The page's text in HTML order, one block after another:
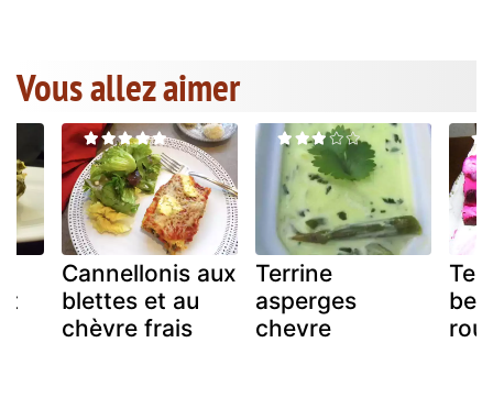
Vous allez aimer
Cannellonis aux
blettes et au
chèvre frais
Terrine
asperges
chevre